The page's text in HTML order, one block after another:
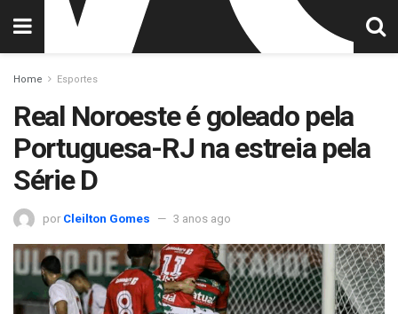
Home Esportes
Real Noroeste é goleado pela
Portuguesa-RJ na estreia pela
Série D
por Cleilton Gomes 3 anos ago